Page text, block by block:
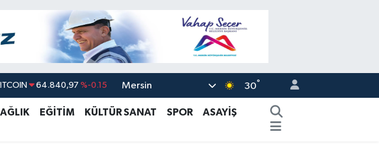
DOLAR 47,7436 %0.18
EURO 55,2510 %0.32
Mersin 30°
EĞİTİM KÜLTÜR SANAT SPOR
ASAYİŞ